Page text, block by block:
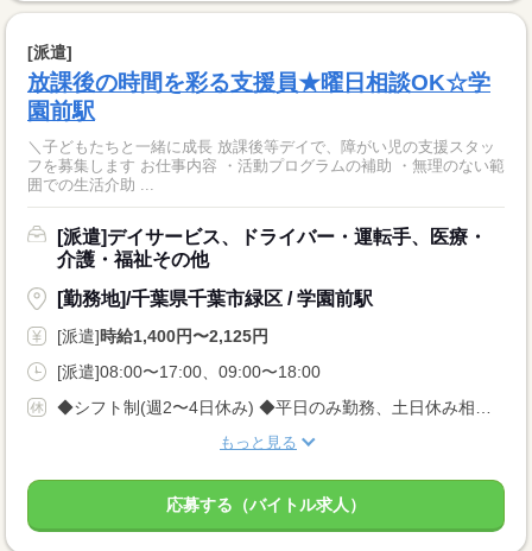
[派遣]
放課後の時間を彩る支援員★曜日相談OK☆学
園前駅
＼子どもたちと一緒に成長 放課後等デイで、障がい児の支援スタッ
フを募集します お仕事内容 ・活動プログラムの補助 ・無理のない範
囲での生活介助 ...
[派遣]デイサービス、ドライバー・運転手、医療・
介護・福祉その他
[勤務地]/千葉県千葉市緑区 / 学園前駅
[派遣]時給1,400円〜2,125円
[派遣]08:00〜17:00、09:00〜18:00
もっと見る
応募する（バイトル求人）